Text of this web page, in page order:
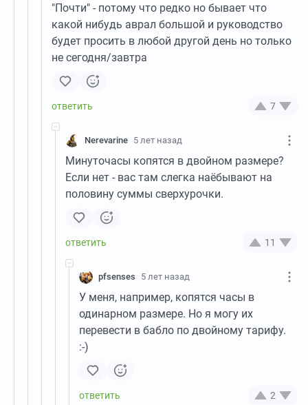
"Почти" - потому что редко но бывает что
какой нибудь аврал большой и руководство
будет просить в любой другой день но только
не сегодня/завтра
7
Nerevarine 5 лет назад
Минуточасы копятся в двойном размере?
Если нет - вас там слегка наёбывают на
половину суммы сверхурочки.
11
pfsenses 5 лет назад
У меня, например, копятся часы в
одинарном размере. Но я могу их
перевести в бабло по двойному тарифу.
:-)
2